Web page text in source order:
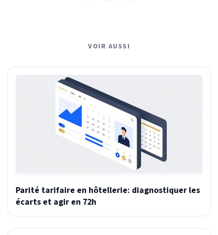
VOIR AUSSI
Parité tarifaire en hôtellerie: diagnostiquer les
écarts et agir en 72h